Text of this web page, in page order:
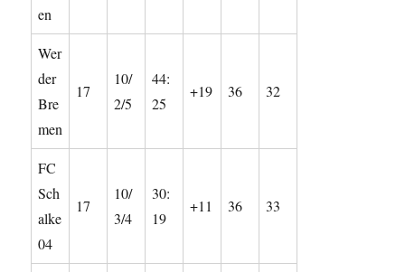
en
Wer
der
Bre
men
17
10/
2/5
44:
25
+19 36 32
FC
Sch
alke
04
17
10/
3/4
30:
19
+11 36 33